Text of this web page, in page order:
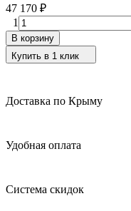
47 170 ₽
1
В корзину
Купить в 1 клик
Доставка по Крыму
Удобная оплата
Система скидок